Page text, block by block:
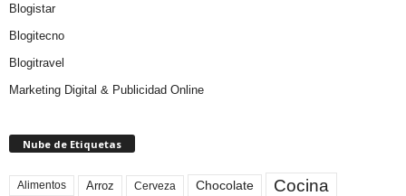
Blogistar
Blogitecno
Blogitravel
Marketing Digital & Publicidad Online
Nube de Etiquetas
Alimentos Arroz Cerveza Chocolate Cocina